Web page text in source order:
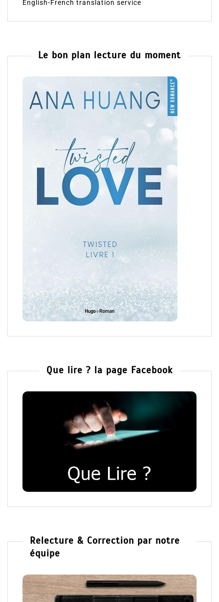
English-French translation service
Le bon plan lecture du moment
Que lire ? la page Facebook
Relecture & Correction par notre
équipe